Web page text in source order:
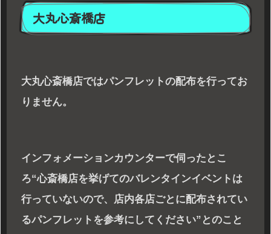
大丸心斎橋店
大丸心斎橋店ではパンフレットの配布を行ってお
りません。
インフォメーションカウンターで伺ったとこ
ろ“心斎橋店を挙げてのバレンタインイベントは
行っていないので、店内各店ごとに配布されてい
るパンフレットを参考にしてください”とのこと